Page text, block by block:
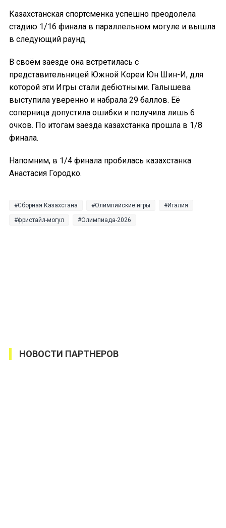
Казахстанская спортсменка успешно преодолела
стадию 1/16 финала в параллельном могуле и вышла
в следующий раунд.
В своём заезде она встретилась с
представительницей Южной Кореи Юн Шин-И, для
которой эти Игры стали дебютными. Галышева
выступила уверенно и набрала 29 баллов. Её
соперница допустила ошибки и получила лишь 6
очков. По итогам заезда казахстанка прошла в 1/8
финала.
Напомним, в 1/4 финала пробилась казахстанка
Анастасия Городко.
Сборная Казахстана Олимпийские игры Италия
фристайл-могул Олимпиада-2026
НОВОСТИ ПАРТНЕРОВ